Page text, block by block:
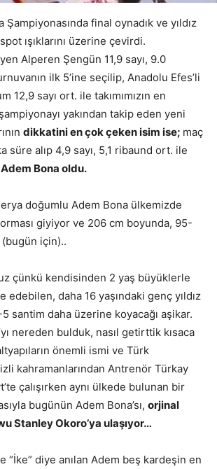
Şampiyonasında final oynadık ve yıldız
ışıklarını üzerine çevirdi.
Alperen Şengün 11,9 sayı, 9.0
ilk 5’ine seçilip, Anadolu Efes’li
12,9 sayı ort. ile takımımızın en
yakından takip eden yeni
dikkatini en çok çeken isim ise; maç
süre alıp 4,9 sayı, 5,1 ribaund ort. ile
Adem Bona oldu.
doğumlu Adem Bona ülkemizde
giyiyor ve 206 cm boyunda, 95-
(bugün için)..
çünkü kendisinden 2 yaş büyüklerle
edebilen, daha 16 yaşındaki genç yıldız
5 santim daha üzerine koyacağı aşikar.
nereden bulduk, nasıl getirttik kısaca
önemli ismi ve Türk
kahramanlarından Antrenör Türkay
çalışırken aynı ülkede bulunan bir
bugünün Adem Bona’sı, orjinal
Stanley Okoro’ya ulaşıyor…
“İke” diye anılan Adem beş kardeşin en